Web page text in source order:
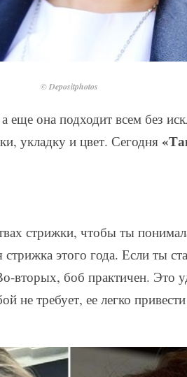
© Depositphotos
еще она подходит всем без
укладку и цвет. Сегодня
стрижки, чтобы ты
этого года. Если ты
вторых, боб практичен. Это
не требует, ее легко